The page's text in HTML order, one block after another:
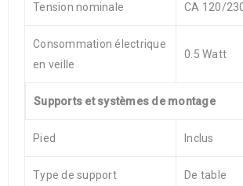
Tension nominale CA 120/
Consommation électrique
en veille
0.5 Watt
Supports et systèmes de montage
Pied Inclus
Type de support De table